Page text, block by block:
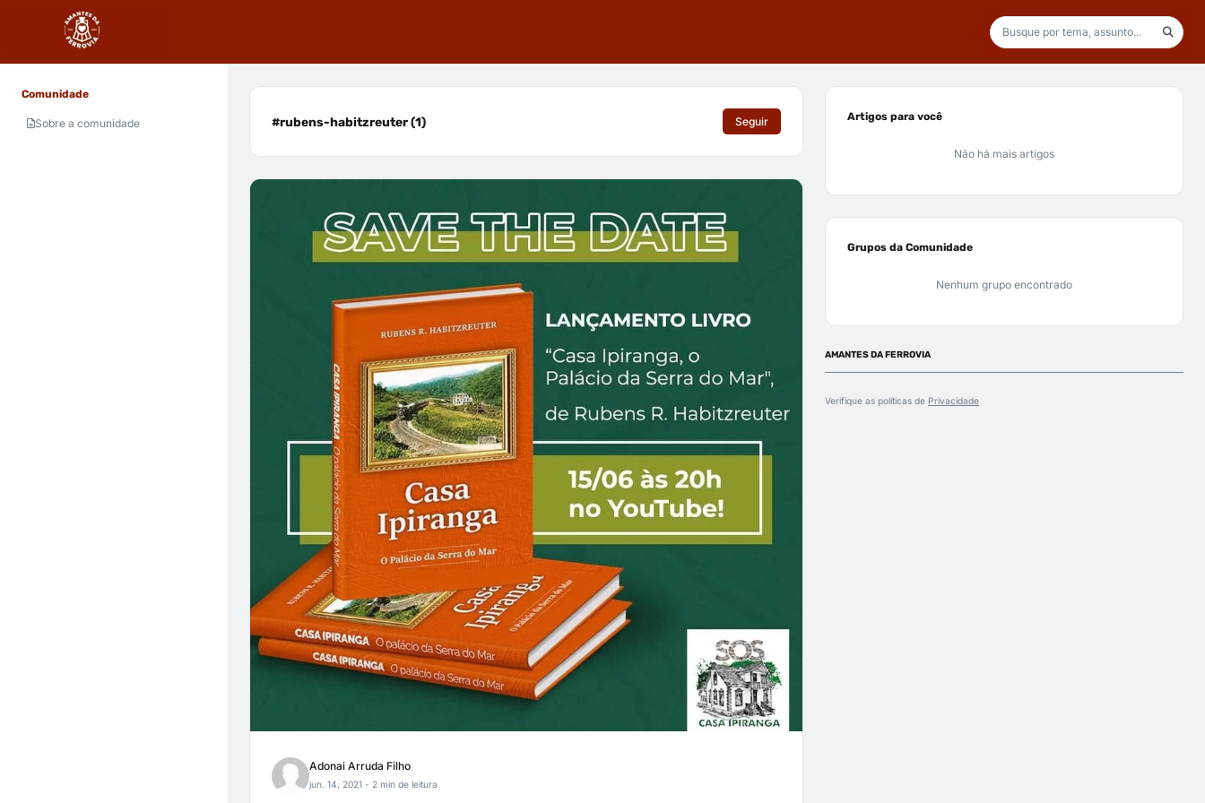
Comunidade
Sobre a comunidade #rubens-habitzreuter (1) Seguir
Adonai Arruda Filho
jun. 14, 2021 - 2 min de leitura
Artigos para você
Não há mais artigos
Grupos da Comunidade
Nenhum grupo encontrado
AMANTES DA FERROVIA
Verifique as políticas de Privacidade